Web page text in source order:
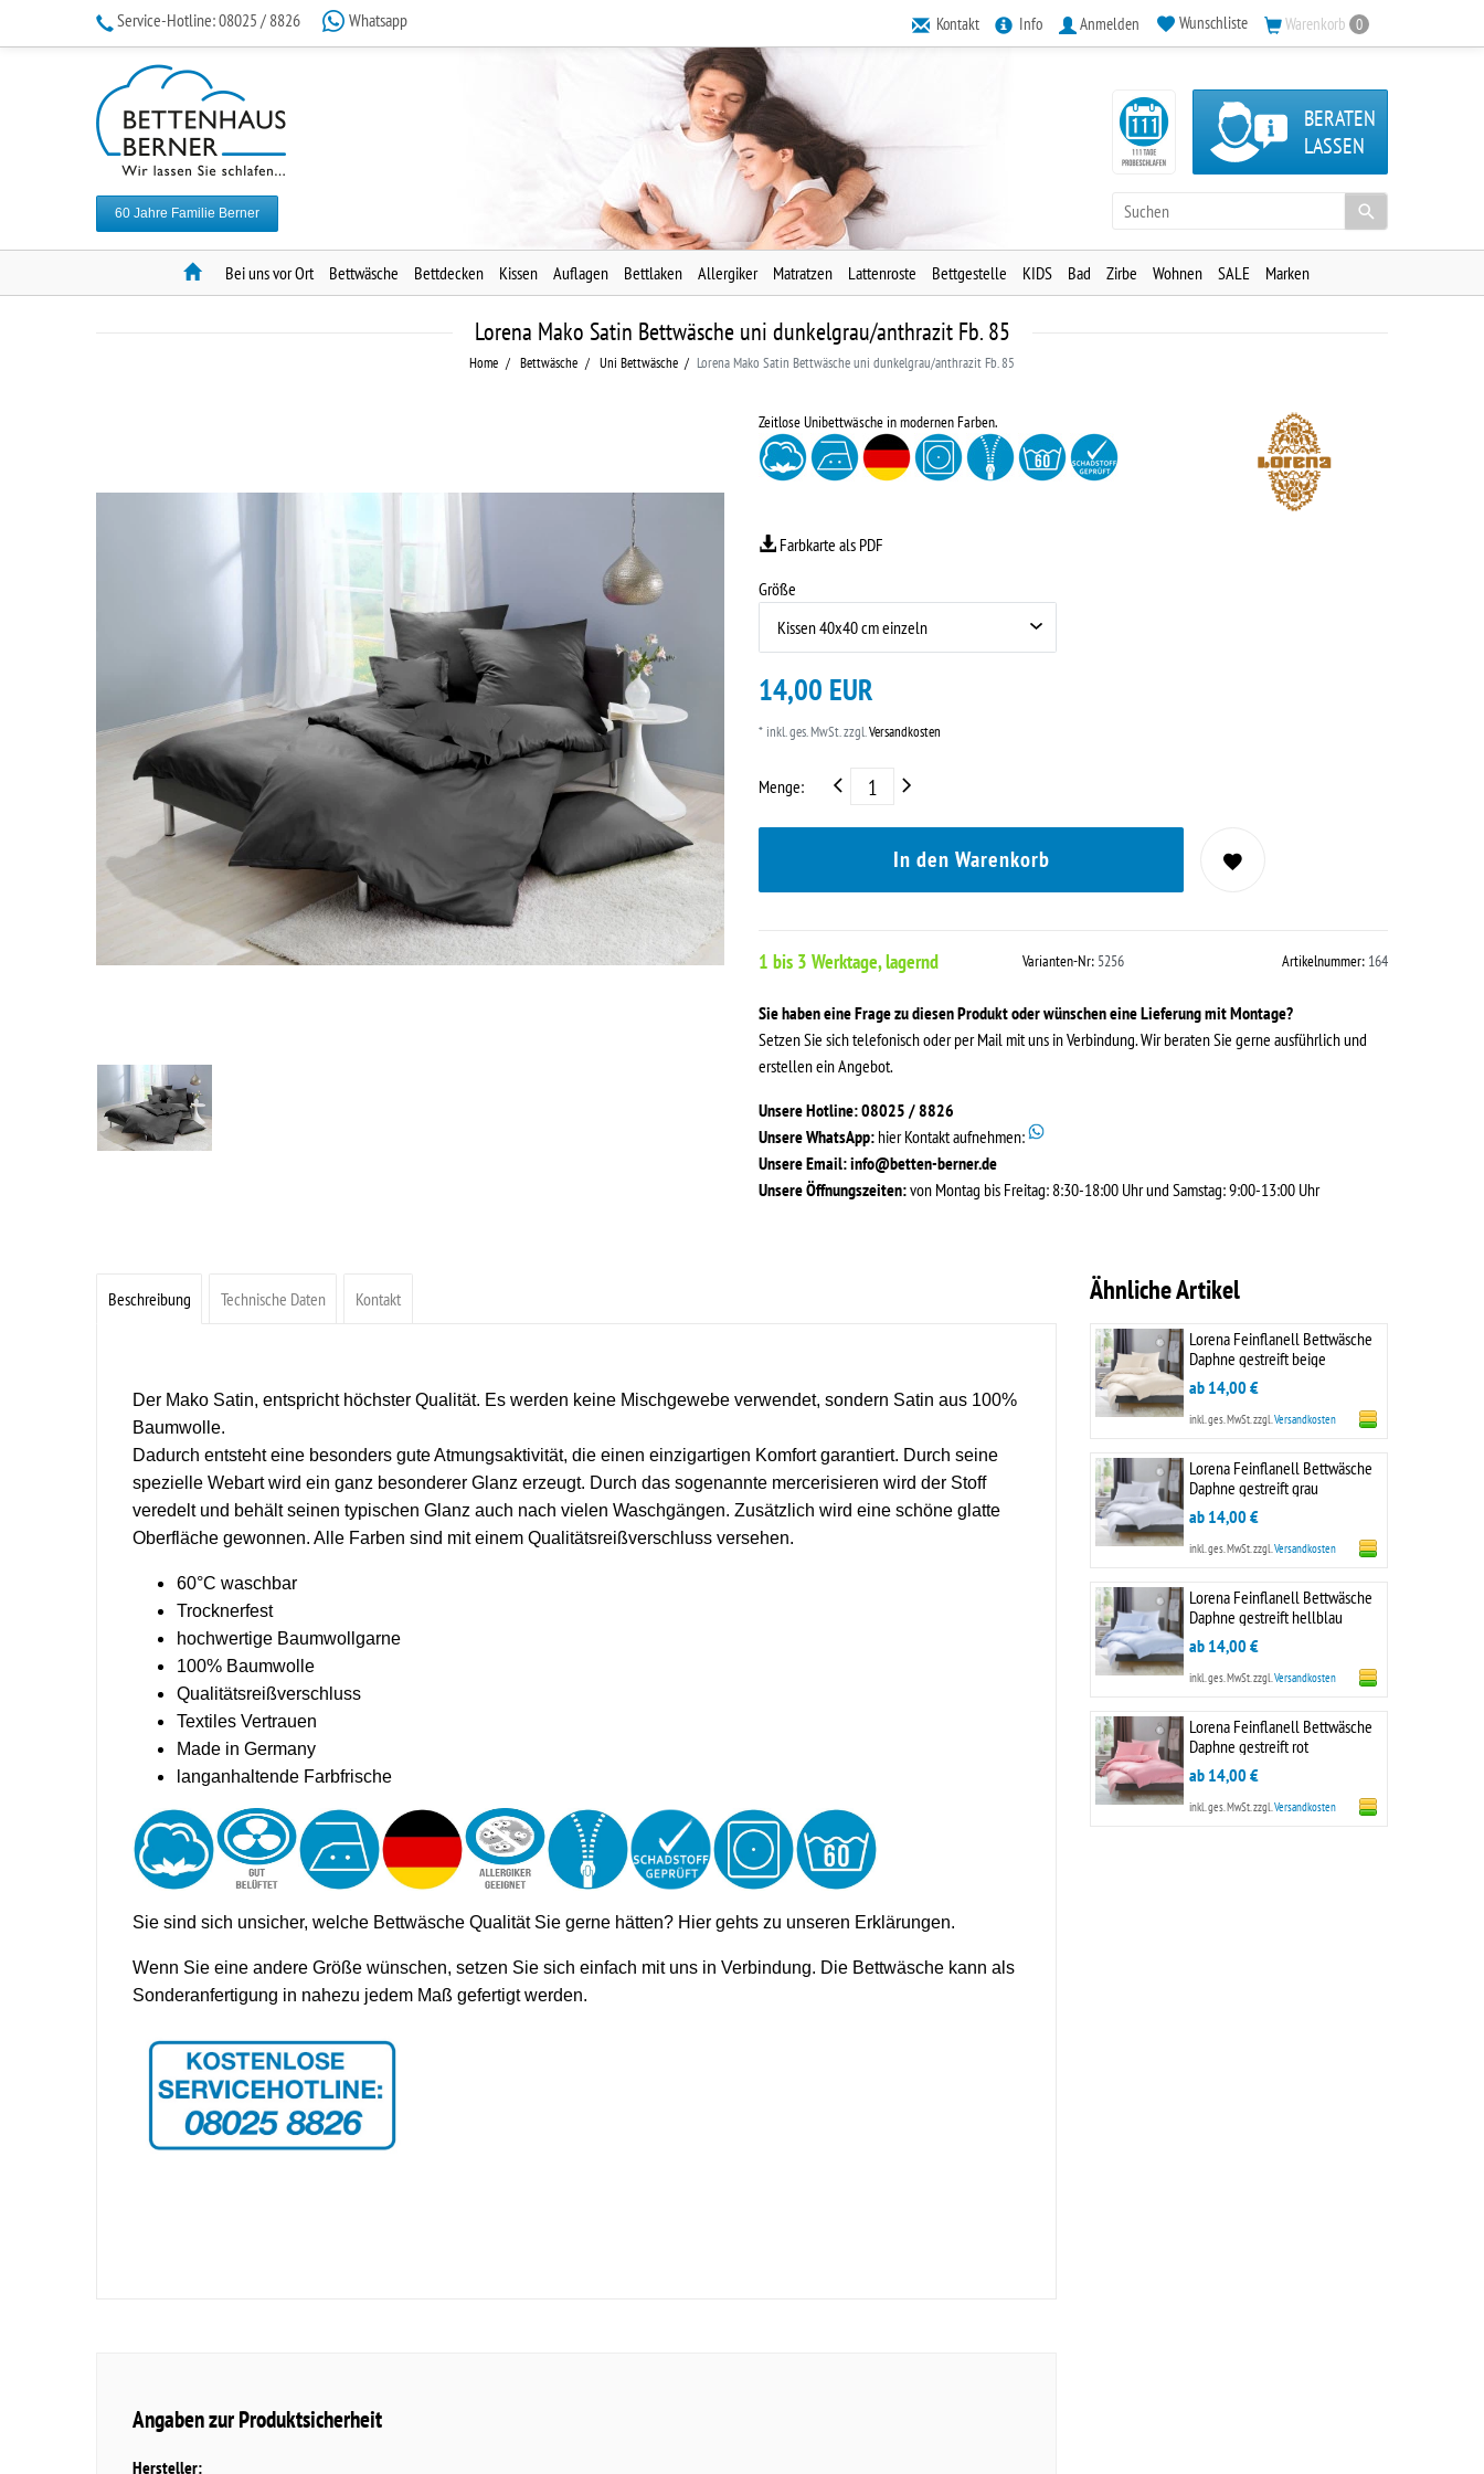
Service-Hotline:08025 / 8826 Whatsapp Kontakt Info Anmelden Wunschliste Warenkorb 0
60 Jahre Familie Berner
BERATEN
LASSEN
HomeBei uns vor Ort Bettwäsche Bettdecken Kissen Auflagen Bettlaken Allergiker Matratzen Lattenroste Bettgestelle KIDS Bad Zirbe Wohnen SALE Marken
Lorena Mako Satin Bettwäsche uni dunkelgrau/anthrazit Fb. 85
Home Bettwäsche Uni Bettwäsche Lorena Mako Satin Bettwäsche uni dunkelgrau/anthrazit Fb. 85
Zeitlose Unibettwäsche in modernen Farben.
Farbkarte als PDF
Größe
14,00 EUR
* inkl. ges. MwSt. zzgl.Versandkosten
Menge:
In den Warenkorb
1 bis 3 Werktage, lagernd Varianten-Nr: 5256 Artikelnummer: 164
Sie haben eine Frage zu diesen Produkt oder wünschen eine Lieferung mit Montage?
Setzen Sie sich telefonisch oder per Mail mit uns in Verbindung. Wir beraten Sie gerne ausführlich und
erstellen ein Angebot.
Unsere Hotline: 08025 / 8826
Unsere WhatsApp: hier Kontakt aufnehmen:
Unsere Email:info@betten-berner.de
Unsere Öffnungszeiten:von Montag bis Freitag: 8:30-18:00 Uhr und Samstag: 9:00-13:00 Uhr
Beschreibung Technische Daten Kontakt
Der Mako Satin, entspricht höchster Qualität. Es werden keine Mischgewebe verwendet, sondern Satin aus 100%
Baumwolle.
Dadurch entsteht eine besonders gute Atmungsaktivität, die einen einzigartigen Komfort garantiert. Durch seine
spezielle Webart wird ein ganz besonderer Glanz erzeugt. Durch das sogenannte mercerisieren wird der Stoff
veredelt und behält seinen typischen Glanz auch nach vielen Waschgängen. Zusätzlich wird eine schöne glatte
Oberfläche gewonnen. Alle Farben sind mit einem Qualitätsreißverschluss versehen.
60°C waschbar
Trocknerfest
hochwertige Baumwollgarne
100% Baumwolle
Qualitätsreißverschluss
Textiles Vertrauen
Made in Germany
langanhaltende Farbfrische
Sie sind sich unsicher, welche Bettwäsche Qualität Sie gerne hätten? Hier gehts zu unseren Erklärungen.
Wenn Sie eine andere Größe wünschen, setzen Sie sich einfach mit uns in Verbindung. Die Bettwäsche kann als
Sonderanfertigung in nahezu jedem Maß gefertigt werden.
Angaben zur Produktsicherheit
Hersteller:
Ähnliche Artikel
Lorena Feinflanell Bettwäsche
Daphne gestreift beige
ab 14,00 €
inkl. ges. MwSt.zzgl.Versandkosten
Lorena Feinflanell Bettwäsche
Daphne gestreift grau
ab 14,00 €
inkl. ges. MwSt.zzgl.Versandkosten
Lorena Feinflanell Bettwäsche
Daphne gestreift hellblau
ab 14,00 €
inkl. ges. MwSt.zzgl.Versandkosten
Lorena Feinflanell Bettwäsche
Daphne gestreift rot
ab 14,00 €
inkl. ges. MwSt.zzgl.Versandkosten